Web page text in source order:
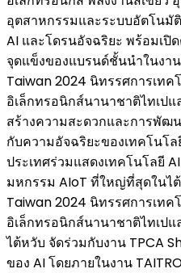
อุตสาหกรรมและระบบอัตโนมั
AI และโดรนอัจฉริยะ พร้อมเปิ
จุดแข็งของแบรนด์ชั้นนำในงาน
Taiwan 2024 นิทรรศการเท
อิเล็กทรอนิกส์นานาชาติไทเป
สร้างความสะดวกและการพั
กับความอัจฉริยะของเทคโนโ
ประเทศร่วมแสดงเทคโนโลยี
มหกรรม AIoT ที่ใหญ่ที่สุดในไ
Taiwan 2024 นิทรรศการเท
อิเล็กทรอนิกส์นานาชาติไทเป
ไต้หวับ จัดร่วมกับงาน TPCA
ของ AI โดยภายในงาน